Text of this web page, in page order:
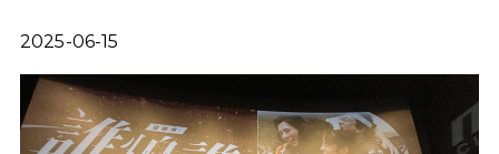
2025-06-15